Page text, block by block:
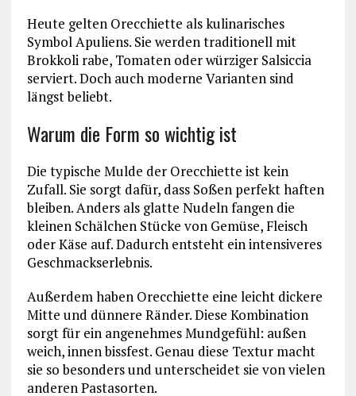
Heute gelten Orecchiette als kulinarisches
Symbol Apuliens. Sie werden traditionell mit
Brokkoli rabe, Tomaten oder würziger Salsiccia
serviert. Doch auch moderne Varianten sind
längst beliebt.
Warum die Form so wichtig ist
Die typische Mulde der Orecchiette ist kein
Zufall. Sie sorgt dafür, dass Soßen perfekt haften
bleiben. Anders als glatte Nudeln fangen die
kleinen Schälchen Stücke von Gemüse, Fleisch
oder Käse auf. Dadurch entsteht ein intensiveres
Geschmackserlebnis.
Außerdem haben Orecchiette eine leicht dickere
Mitte und dünnere Ränder. Diese Kombination
sorgt für ein angenehmes Mundgefühl: außen
weich, innen bissfest. Genau diese Textur macht
sie so besonders und unterscheidet sie von vielen
anderen Pastasorten.